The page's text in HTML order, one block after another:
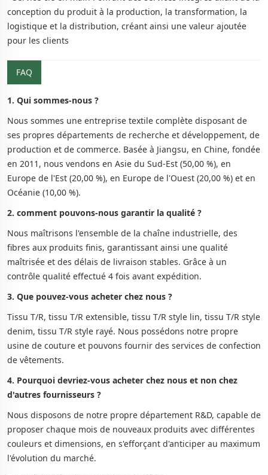
conception du produit à la production, la transformation, la
logistique et la distribution, créant ainsi une valeur ajoutée
pour les clients
FAQ
1. Qui sommes-nous ?
Nous sommes une entreprise textile complète disposant de
ses propres départements de recherche et développement, de
production et de commerce. Basée à Jiangsu, en Chine, fondée
en 2011, nous vendons en Asie du Sud-Est (50,00 %), en
Europe de l'Est (20,00 %), en Europe de l'Ouest (20,00 %) et en
Océanie (10,00 %).
2. comment pouvons-nous garantir la qualité ?
Nous maîtrisons l'ensemble de la chaîne industrielle, des
fibres aux produits finis, garantissant ainsi une qualité
maîtrisée et des délais de livraison stables. Grâce à un
contrôle qualité effectué 4 fois avant expédition.
3. Que pouvez-vous acheter chez nous ?
Tissu T/R, tissu T/R extensible, tissu T/R style lin, tissu T/R style
denim, tissu T/R style rayé. Nous possédons notre propre
usine de couture et pouvons fournir des services de confection
de vêtements.
4. Pourquoi devriez-vous acheter chez nous et non chez
d'autres fournisseurs ?
Nous disposons de notre propre département R&D, capable de
proposer chaque mois de nouveaux produits avec différentes
couleurs et dimensions, en s'efforçant d'anticiper au maximum
l'évolution du marché.